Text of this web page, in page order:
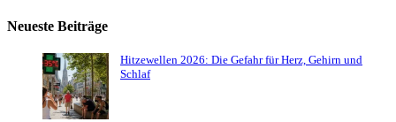
Neueste Beiträge
Hitzewellen 2026: Die Gefahr für Herz, Gehirn und
Schlaf